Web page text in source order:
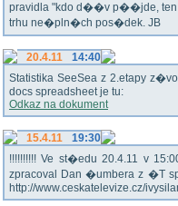
pravidla "kdo d��v p��jde,
trhu ne�pln�ch pos�dek. JB
20.4.11
14:40
Statistika SeeSea z 2.etapy
docs spreadsheet je tu:
Odkaz na dokument
15.4.11
19:30
!!!!!!!!!! Ve st�edu 20.4.11 v
zpracoval Dan �umbera z �T
http://www.ceskatelevize.cz/